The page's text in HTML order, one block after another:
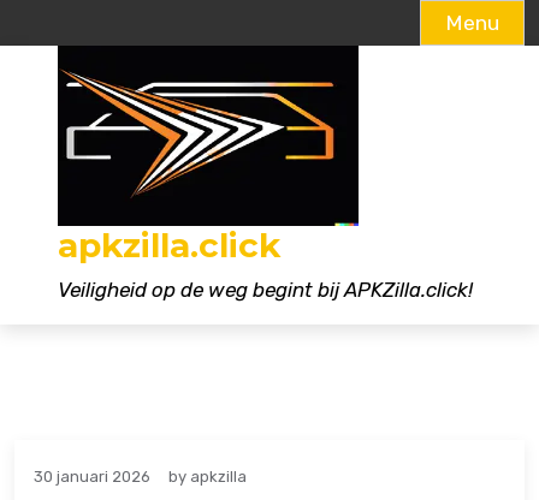
Menu
apkzilla.click
Veiligheid op de weg begint bij APKZilla.click!
30 januari 2026 by apkzilla